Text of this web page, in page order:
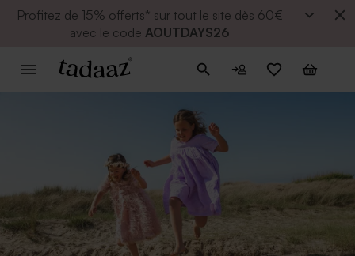
Profitez de 15% offerts* sur tout le site dès 60€
avec le code AOUTDAYS26